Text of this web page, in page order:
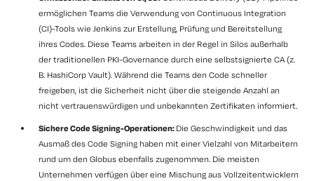
ermöglichen Teams die Verwendung von Continuous Integration
(CI)-Tools wie Jenkins zur Erstellung, Prüfung und Bereitstellung
ihres Codes. Diese Teams arbeiten in der Regel in Silos außerhalb
der traditionellen PKI-Governance durch eine selbstsignierte CA (z.
B. HashiCorp Vault). Während die Teams den Code schneller
freigeben, ist die Sicherheit nicht über die steigende Anzahl an
nicht vertrauenswürdigen und unbekannten Zertifikaten informiert.
Sichere Code Signing-Operationen: Die Geschwindigkeit und das
Ausmaß des Code Signing haben mit einer Vielzahl von Mitarbeitern
rund um den Globus ebenfalls zugenommen. Die meisten
Unternehmen verfügen über eine Mischung aus Vollzeitentwicklern